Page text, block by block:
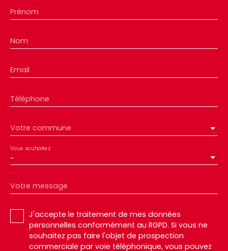
Prénom
Nom
Email
Téléphone
Votre commune
-
Vous souhaitez
Votre message
J'accepte le traitement de mes données
personnelles conformément au RGPD. Si vous ne
souhaitez pas faire l'objet de prospection
commerciale par voie téléphonique, vous pouvez